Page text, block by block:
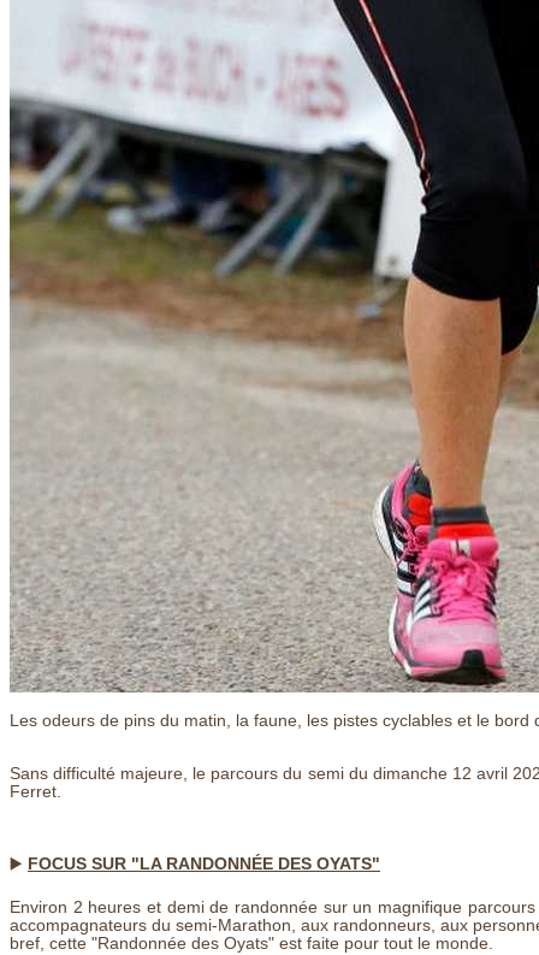
Les odeurs de pins du matin, la faune, les pistes cyclables et le
Sans difficulté majeure, le parcours du semi du dimanche 12 avril
Ferret.
▶️ FOCUS SUR "LA RANDONNÉE DES OYATS"
Environ 2 heures et demi de randonnée sur un magnifique
accompagnateurs du semi-Marathon, aux randonneurs, aux
bref, cette "Randonnée des Oyats" est faite pour tout le monde.